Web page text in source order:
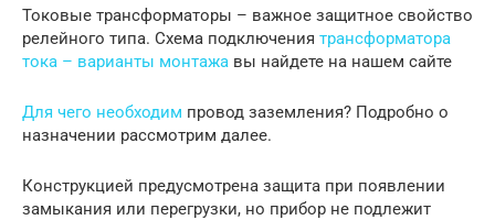
Токовые трансформаторы – важное защитное свойство
релейного типа. Схема подключения трансформатора
тока – варианты монтажа вы найдете на нашем сайте
Для чего необходим провод заземления? Подробно о
назначении рассмотрим далее.
Конструкцией предусмотрена защита при появлении
замыкания или перегрузки, но прибор не подлежит